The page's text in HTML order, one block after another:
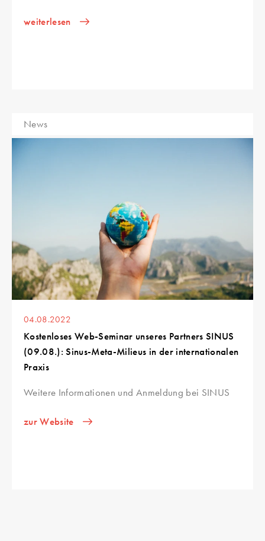
weiterlesen
News
04.08.2022
Kostenloses Web-Seminar unseres Partners SINUS
(09.08.): Sinus-Meta-Milieus in der internationalen
Praxis
Weitere Informationen und Anmeldung bei SINUS
zur Website